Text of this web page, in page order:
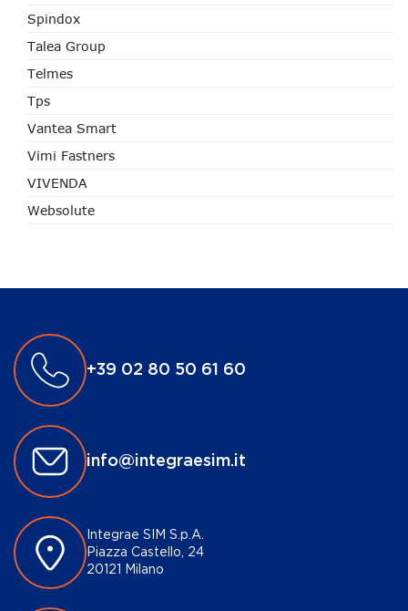
Spindox
Talea Group
Telmes
Tps
Vantea Smart
Vimi Fastners
VIVENDA
Websolute
+39 02 80 50 61 60
info@integraesim.it
Integrae SIM S.p.A.
Piazza Castello, 24
20121 Milano